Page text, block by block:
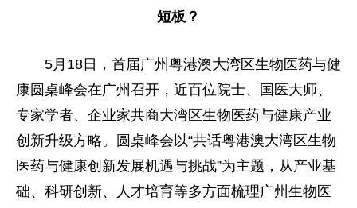
短板？
5月18日，首届广州粤港澳大湾区生物医药与健
康圆桌峰会在广州召开，近百位院士、国医大师、
专家学者、企业家共商大湾区生物医药与健康产业
创新升级方略。圆桌峰会以“共话粤港澳大湾区生物
医药与健康创新发展机遇与挑战”为主题，从产业基
础、科研创新、人才培育等多方面梳理广州生物医